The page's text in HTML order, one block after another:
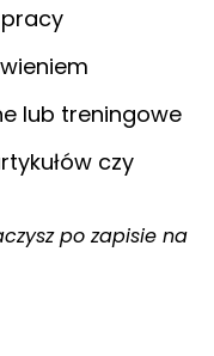
lub treningowe
czy
po zapisie na